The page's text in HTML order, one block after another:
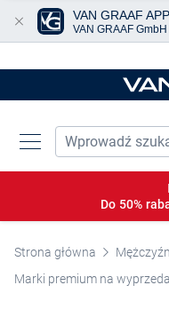
Do 50%
Strona główna
Marki premium na
VAN GRAAF APP
VAN GRAAF GmbH